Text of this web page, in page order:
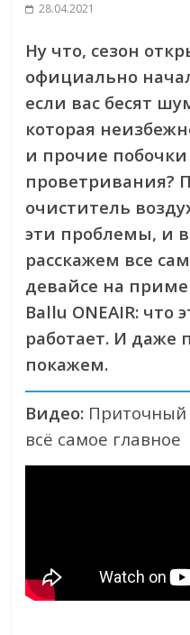
28.04.2021
Ну что, сезон
официально
если вас бесят
которая
и прочие побочки
проветривания?
очиститель
эти проблемы, и
расскажем все
девайсе на
Ballu ONEAIR: что
работает. И даже
покажем.
Видео: Приточный
всё самое главное